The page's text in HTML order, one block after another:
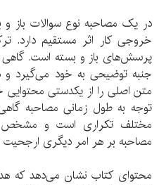
در یک مصاحبه نوع سوالات باز
خروجی کار اثر مستقیم دارد.
پرسش‌های باز و بسته است. گاهی
جنبه توضیحی به خود می‌گیرد و
متن اصلی را از یکدستی محتوایی
توجه به طول زمانی مصاحبه
مختلف تکراری است و مشخص
مصاحبه بر هر امر دیگری
محتوای کتاب نشان می‌دهد که